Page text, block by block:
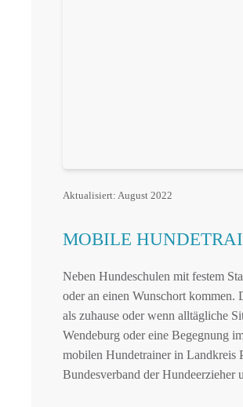
Aktualisiert: August 2022
MOBILE
Neben Hundeschulen mit festem
oder an einen Wunschort kommen.
als zuhause oder wenn alltägliche
Wendeburg oder eine Begegnung
mobilen Hundetrainer in Landkreis
Bundesverband der Hundeerzieher